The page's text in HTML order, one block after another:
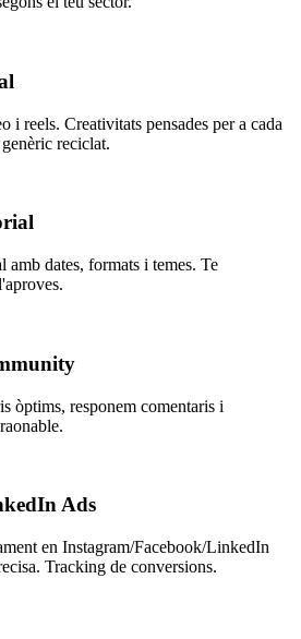
i reels. Creativitats pensades per a cada
reciclat.
amb dates, formats i temes. Te
òptims, responem comentaris i
Ads
en Instagram/Facebook/LinkedIn
Tracking de conversions.